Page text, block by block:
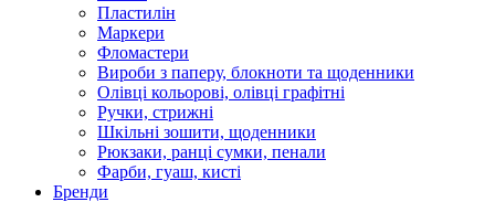
Пластилін
Маркери
Фломастери
Вироби з паперу, блокноти та щоденники
Олівці кольорові, олівці графітні
Ручки, стрижні
Шкільні зошити, щоденники
Рюкзаки, ранці сумки, пенали
Фарби, гуаш, кисті
Бренди